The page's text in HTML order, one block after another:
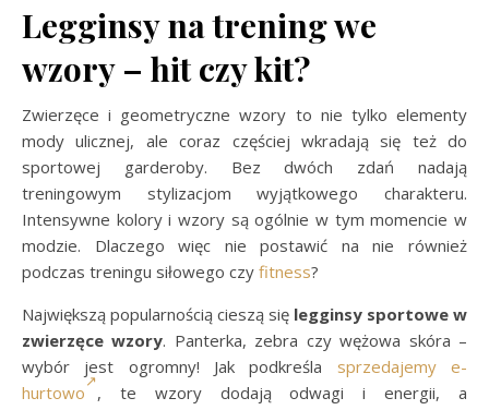
Legginsy na trening we
wzory – hit czy kit?
Zwierzęce i geometryczne wzory to nie tylko elementy
mody ulicznej, ale coraz częściej wkradają się też do
sportowej garderoby. Bez dwóch zdań nadają
treningowym stylizacjom wyjątkowego charakteru.
Intensywne kolory i wzory są ogólnie w tym momencie w
modzie. Dlaczego więc nie postawić na nie również
podczas treningu siłowego czy fitness?
Największą popularnością cieszą się legginsy sportowe w
zwierzęce wzory. Panterka, zebra czy wężowa skóra –
wybór jest ogromny! Jak podkreśla sprzedajemy e-
hurtowo
, te wzory dodają odwagi i energii, a